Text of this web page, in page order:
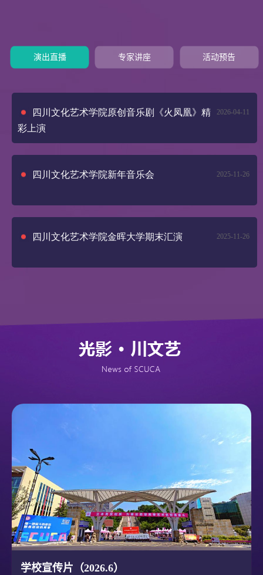
演出直播 专家讲座 活动预告
学校宣传片（2026.6）